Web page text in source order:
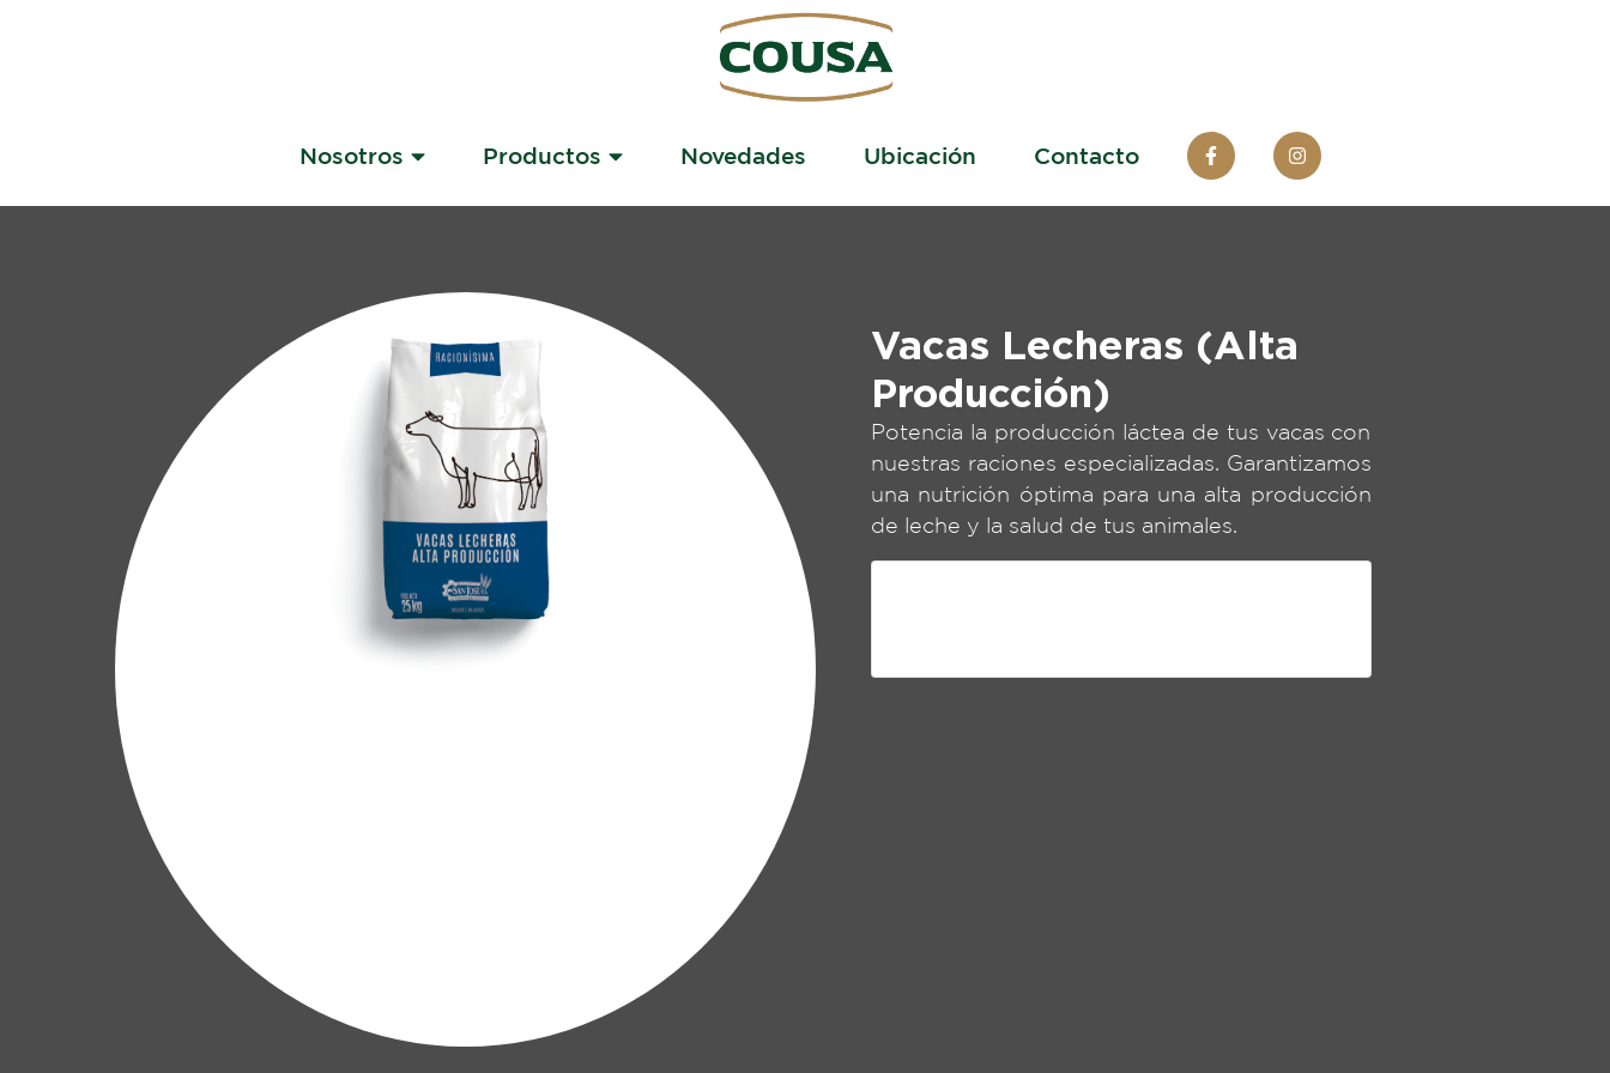
Nosotros Productos Novedades Ubicación Contacto
Vacas Lecheras (Alta
Producción)
Potencia la producción láctea de tus vacas con
nuestras raciones especializadas. Garantizamos
una nutrición óptima para una alta producción
de leche y la salud de tus animales.